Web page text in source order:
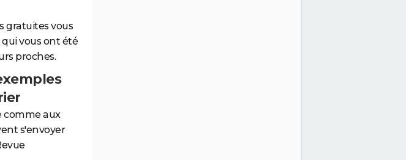
gratuites vous
vous ont été
proches.
comme aux
s'envoyer